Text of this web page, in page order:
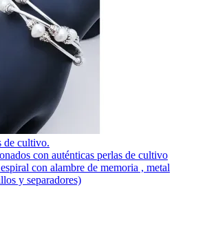
de cultivo.
con auténticas perlas de cultivo
con alambre de memoria , metal
y separadores)